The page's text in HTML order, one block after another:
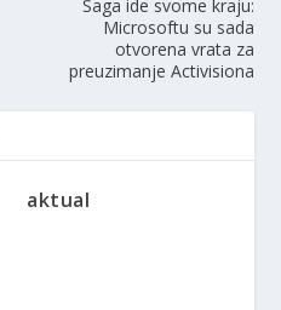
Saga ide svome kraju:
Microsoftu su sada
otvorena vrata za
preuzimanje Activisiona
aktual